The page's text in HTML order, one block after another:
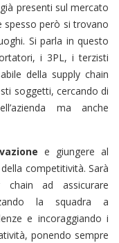
presenti sul mercato
spesso però si trovano
Si parla in questo
i 3PL, i terzisti
della supply chain
soggetti, cercando di
ma anche
e giungere al
competitività. Sarà
chain ad assicurare
la squadra a
e incoraggiando i
ponendo sempre